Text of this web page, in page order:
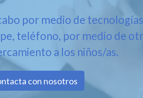
por medio de tecnologías
teléfono, por medio de
a los niños/as.
con nosotros